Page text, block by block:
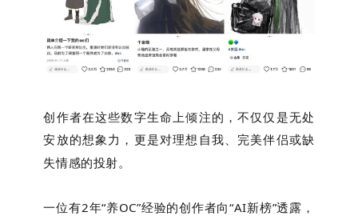
创作者在这些数字生命上倾注的，不仅仅是无处
安放的想象力，更是对理想自我、完美伴侣或缺
失情感的投射。
一位有2年“养OC”经验的创作者向“AI新榜”透露，